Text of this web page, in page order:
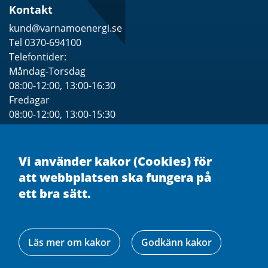
Vi använder kakor (Cookies) för
att webbplatsen ska fungera på
ett bra sätt.
Läs mer om kakor Godkänn kakor
Kontakt
kund@varnamoenergi.se
Tel 0370-694100
Telefontider:
Måndag-Torsdag
08:00-12:00, 13:00-16:30
Fredagar
08:00-12:00, 13:00-15:30
Facebook LinkedinInstagram